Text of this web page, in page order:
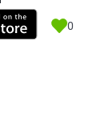
0